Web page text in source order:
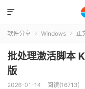

软件分享  Windows  正
批处理激活脚本
版
2026-01-14 阅读(16713)